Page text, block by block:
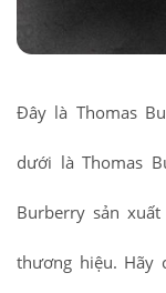
Đây là Thomas
dưới là Thomas
Burberry sản
thương hiệu. Hãy